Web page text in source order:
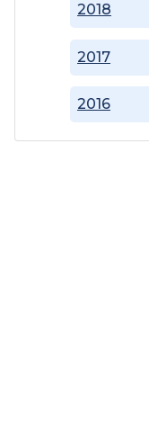
2016
2017
2018